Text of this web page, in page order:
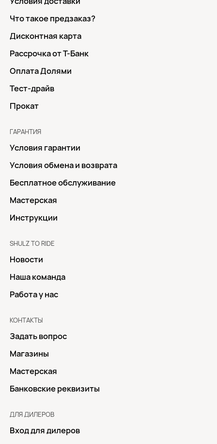
Что такое предзаказ?
Дисконтная карта
Рассрочка от Т-Банк
Оплата Долями
Тест-драйв
Прокат
ГАРАНТИЯ
Условия гарантии
Условия обмена и возврата
Бесплатное обслуживание
Мастерская
Инструкции
SHULZ TO RIDE
Новости
Наша команда
Работа у нас
КОНТАКТЫ
Задать вопрос
Магазины
Мастерская
Банковские реквизиты
ДЛЯ ДИЛЕРОВ
Вход для дилеров